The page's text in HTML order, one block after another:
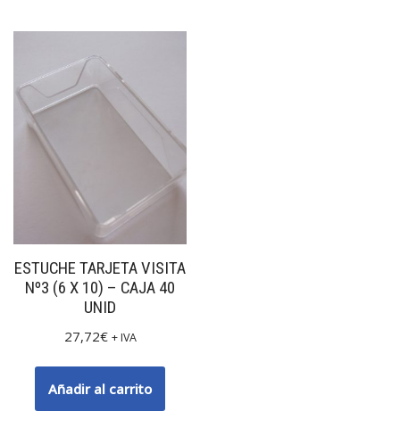
ESTUCHE TARJETA VISITA
Nº3 (6 X 10) – CAJA 40
UNID
27,72€ + IVA
Añadir al carrito